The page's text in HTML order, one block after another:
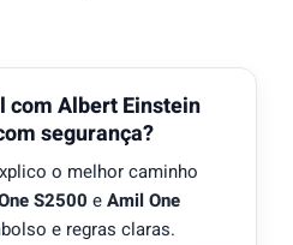
com Albert Einstein
segurança?
o melhor caminho
S2500 eAmil One
e regras claras.